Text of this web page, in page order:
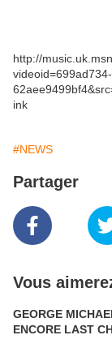
http://
ink
#NEWS
Partager
Vous
GEORGE
ENCORE LAST